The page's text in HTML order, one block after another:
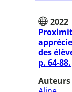
2022
des
p. 64-88.
Auteurs